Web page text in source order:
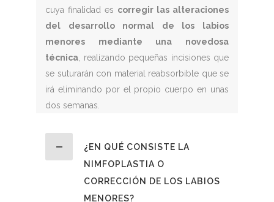
cuya finalidad es corregir las alteraciones
del desarrollo normal de los labios
menores mediante una novedosa
técnica , realizando pequeñas incisiones que
se suturarán con material reabsorbible que se
irá eliminando por el propio cuerpo en unas
dos semanas.
¿EN QUÉ CONSISTE LA
NIMFOPLASTIA O
CORRECCIÓN DE LOS LABIOS
MENORES?